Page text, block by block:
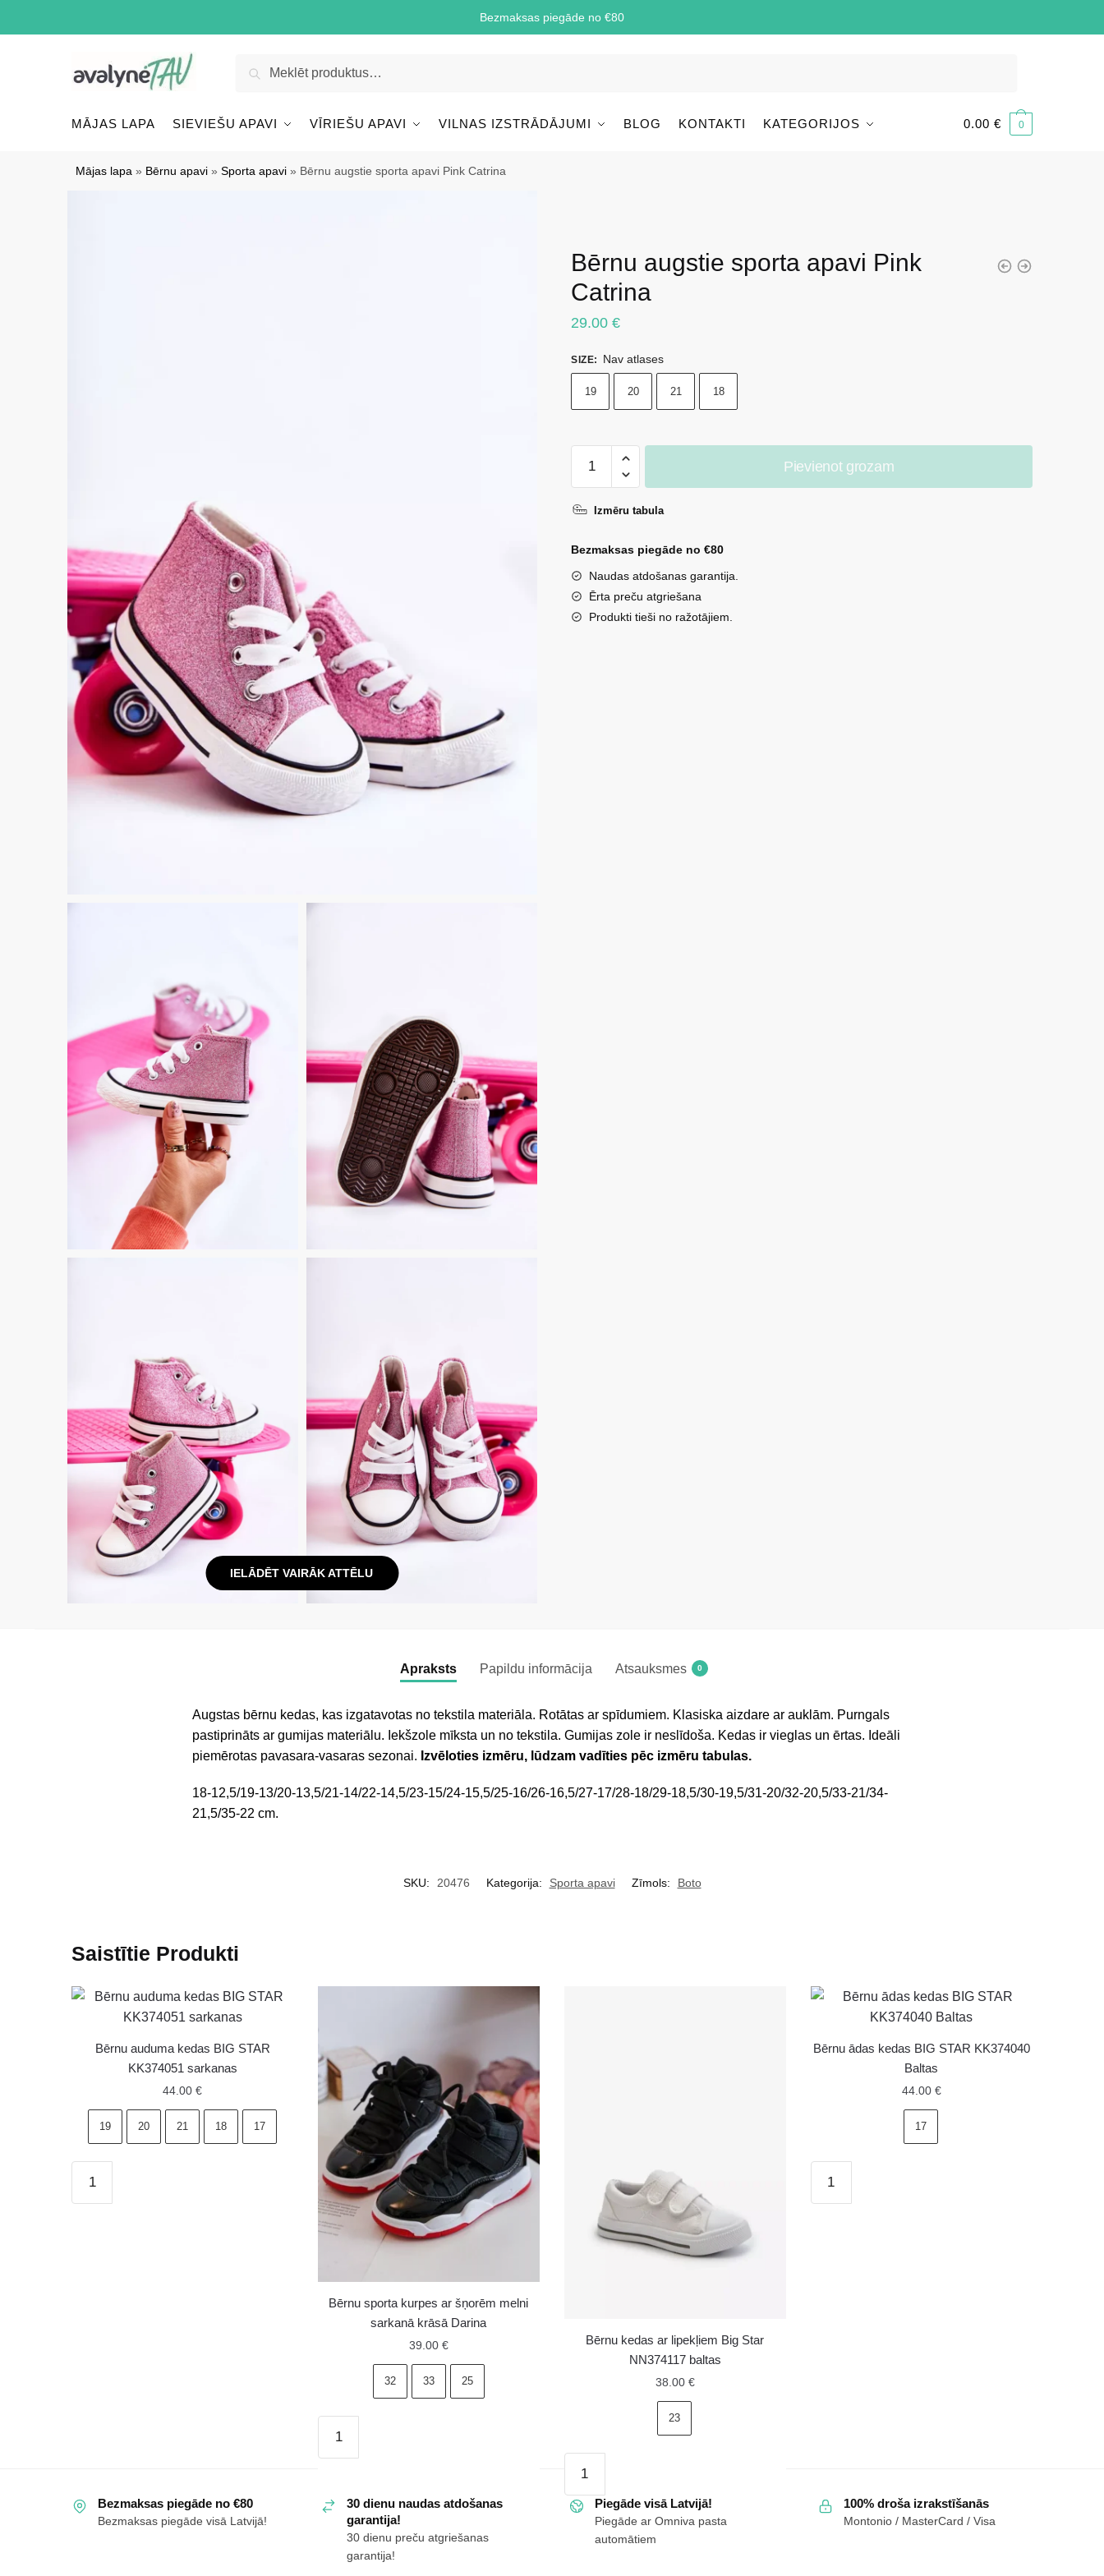
Bezmaksas piegāde no €80
Meklēt
MĀJAS LAPA SIEVIEŠU APAVI VĪRIEŠU APAVI VILNAS IZSTRĀDĀJUMI BLOG KONTAKTI KATEGORIJOS 0.00 € 0
Mājas lapa » Bērnu apavi »Sporta apavi » Bērnu augstie sporta apavi Pink Catrina
IELĀDĒT VAIRĀK ATTĒLU
Bērnu augstie sporta apavi Pink
Catrina
29.00€
SIZE: Nav atlases
19 20 21 18
augstie
apavi
Catrina
daudzums
Pievienot grozam
Izmēru tabula
Bezmaksas piegāde no €80
Naudas atdošanas garantija.
Ērta preču atgriešana
Produkti tieši no ražotājiem.
Apraksts Papildu informācija Atsauksmes 0
Augstas bērnu kedas, kas izgatavotas no tekstila materiāla. Rotātas ar spīdumiem. Klasiska aizdare ar auklām. Purngals
pastiprināts ar gumijas materiālu. Iekšzole mīksta un no tekstila. Gumijas zole ir neslīdoša. Kedas ir vieglas un ērtas. Ideāli
piemērotas pavasara-vasaras sezonai. Izvēloties izmēru, lūdzam vadīties pēc izmēru tabulas.
18-12,5/19-13/20-13,5/21-14/22-14,5/23-15/24-15,5/25-16/26-16,5/27-17/28-18/29-18,5/30-19,5/31-20/32-20,5/33-21/34-
21,5/35-22 cm.
SKU: 20476 Kategorija: Sporta apavi Zīmols: Boto
Saistītie Produkti
Bērnu auduma kedas BIG STAR
KK374051 sarkanas
44.00 €
19 20 21 18 17
auduma
Bērnu sporta kurpes ar šņorēm melni
sarkanā krāsā Darina
39.00 €
32 33 25
sporta
šņorēm
melni
Bērnu kedas ar lipekļiem Big Star
NN374117 baltas
38.00 €
23
kedas
ar
lipekļiem
Bērnu ādas kedas BIG STAR KK374040
Baltas
44.00 €
17
ādas
Bezmaksas piegāde no €80
Bezmaksas piegāde visā Latvijā!
30 dienu naudas atdošanas
garantija!
30 dienu preču atgriešanas
garantija!
Piegāde visā Latvijā!
Piegāde ar Omniva pasta
automātiem
100% droša izrakstīšanās
Montonio / MasterCard / Visa